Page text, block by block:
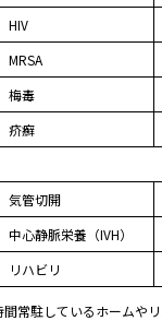
HIV
MRSA
梅毒
疥癬
気管切開
中心静脈栄養（IVH）
リハビリ
常駐しているホームや